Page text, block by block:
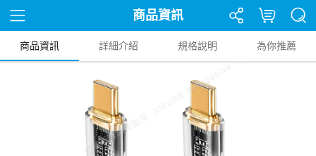
商品資訊
商品資訊 詳細介紹 規格說明 為你推薦